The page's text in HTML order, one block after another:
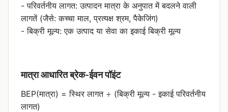
- परिवर्तनीय लागत: उत्पादन मात्रा के अनुपात में बदलने वाली
लागतें (जैसे: कच्चा माल, प्रत्यक्ष श्रम, पैकेजिंग)
- बिक्री मूल्य: एक उत्पाद या सेवा का इकाई बिक्री मूल्य
मात्रा आधारित ब्रेक-ईवन पॉइंट
BEP(मात्रा) = स्थिर लागत ÷ (बिक्री मूल्य - इकाई परिवर्तनीय
लागत)